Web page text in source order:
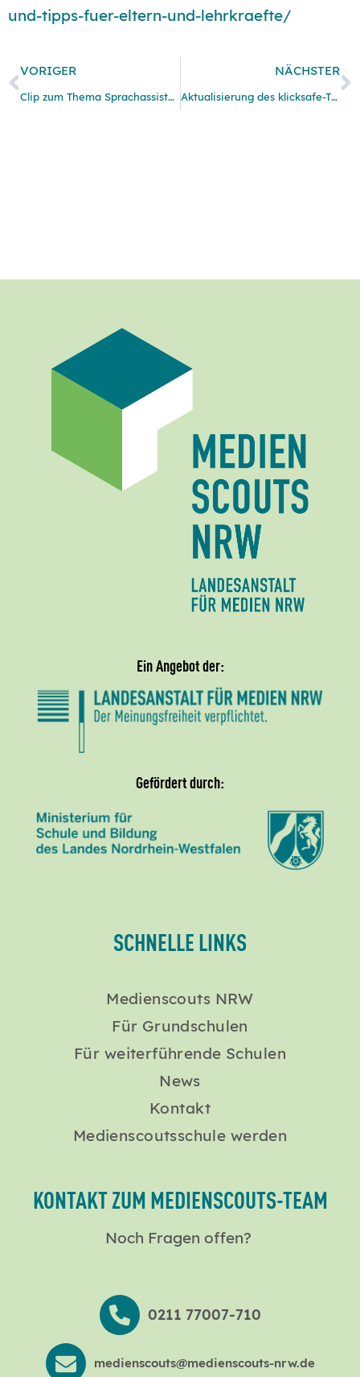
und-tipps-fuer-eltern-und-lehrkraefte/
VORIGER
Clip zum Thema Sprachassistenzsysteme von den Medienscouts der Heinrich-Heine-Gesamtschule Duisburg
NÄCHSTER
Aktualisierung des klicksafe-Themenmoduls: Wikipedia
Ein Angebot der:
Gefördert durch:
SCHNELLE LINKS
Medienscouts NRW
Für Grundschulen
Für weiterführende Schulen
News
Kontakt
Medienscoutsschule werden
KONTAKT ZUM MEDIENSCOUTS-TEAM
Noch Fragen offen?
0211 77007-710
medienscouts@medienscouts-nrw.de